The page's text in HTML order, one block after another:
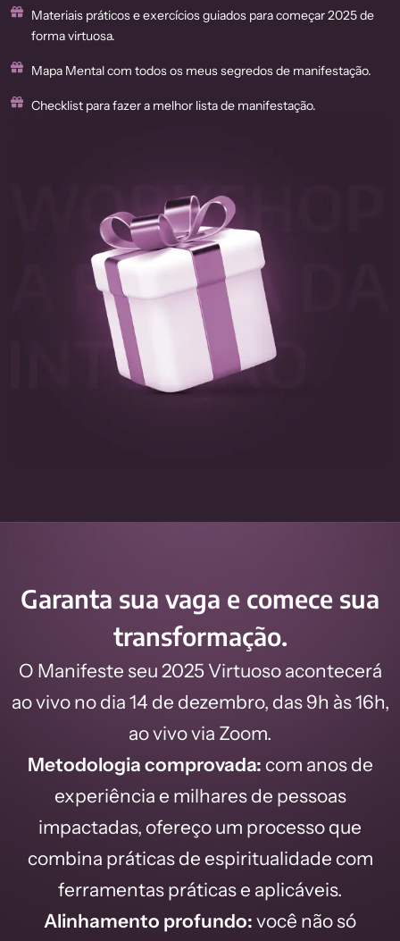
Materiais práticos e exercícios guiados para começar 2025 de
forma virtuosa.
Mapa Mental com todos os meus segredos de manifestação.
Checklist para fazer a melhor lista de manifestação.
Garanta sua vaga e comece sua
transformação.
O Manifeste seu 2025 Virtuoso acontecerá
ao vivo no dia 14 de dezembro, das 9h às 16h,
ao vivo via Zoom.
Metodologia comprovada: com anos de
experiência e milhares de pessoas
impactadas, ofereço um processo que
combina práticas de espiritualidade com
ferramentas práticas e aplicáveis.
Alinhamento profundo: você não só